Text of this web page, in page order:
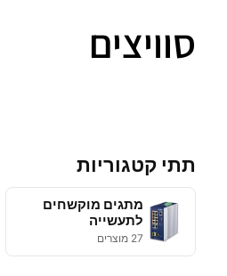
סוויצים
תתי קטגוריות
מתגים מוקשחים
לתעשייה
27 מוצרים